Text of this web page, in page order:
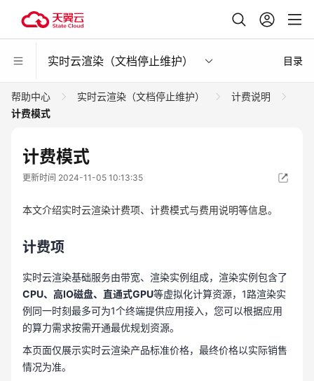
实时云渲染（文档停止维护） 目录
帮助中心 实时云渲染（文档停止维护）
计费说明
计费模式
计费模式
更新时间 2024-11-05 10:13:35
本文介绍实时云渲染计费项、计费模式与费用说明等信息。
计费项
实时云渲染基础服务由带宽、渲染实例组成，渲染实例包含了
CPU、高IO磁盘、直通式GPU等虚拟化计算资源，1路渲染实
例同一时刻最多可为1个终端提供应用接入，您可以根据应用
的算力需求按需开通最优规划资源。
本页面仅展示实时云渲染产品标准价格，最终价格以实际销售
情况为准。